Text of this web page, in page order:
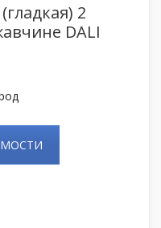
2
DALI